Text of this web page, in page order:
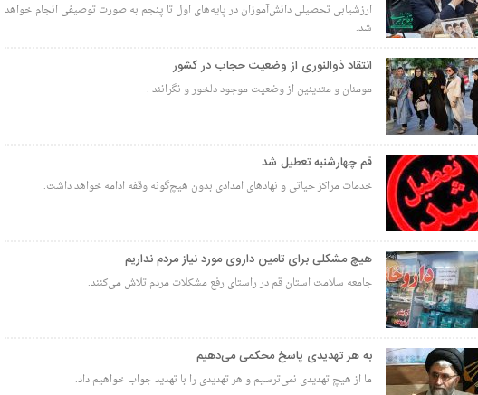
ارزشیابی تحصیلی دانش‌آموزان در پایه‌های اول تا پنجم به صورت توصیفی انجام خواهد
شد.
انتقاد ذوالنوری از وضعیت حجاب در کشور
مومنان و متدینین از وضعیت موجود دلخور و نگرانند .
قم چهارشنبه تعطیل شد
خدمات مراکز حیاتی و نهادهای امدادی بدون هیچ‌گونه وقفه ادامه خواهد داشت.
هیچ مشکلی برای تامین داروی مورد نیاز مردم نداریم
جامعه سلامت استان قم در راستای رفع مشکلات مردم تلاش می‌کنند.
به هر تهدیدی پاسخ محکمی می‌دهیم
ما از هیچ تهدیدی نمی‌ترسیم و هر تهدیدی را با تهدید جواب خواهیم داد.